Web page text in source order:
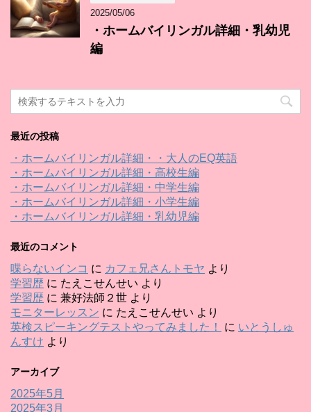
2025/05/06
・ホームバイリンガル詳細・乳幼児
編
最近の投稿
・ホームバイリンガル詳細・・大人のEQ英語
・ホームバイリンガル詳細・高校生編
・ホームバイリンガル詳細・中学生編
・ホームバイリンガル詳細・小学生編
・ホームバイリンガル詳細・乳幼児編
最近のコメント
喋らないインコ に カフェ兄さんトモヤ より
学習歴 に たえこせんせい より
学習歴 に 兼好法師２世 より
モニターレッスン に たえこせんせい より
英検スピーキングテストやってみました！
に いとうしゅ
んすけ より
アーカイブ
2025年5月
2025年3月